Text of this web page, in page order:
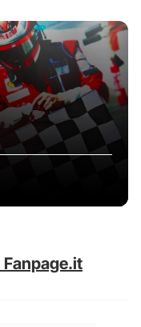
Fanpage.it